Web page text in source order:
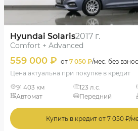
Hyundai Solaris2017 г.
Comfort + Advanced
559 000 ₽ от 7 050 ₽/мес. без
Цена актуальна при покупке в кредит
91 403 км
123 л.с.
Автомат
Передний
Купить в кредит от 7 050 ₽/